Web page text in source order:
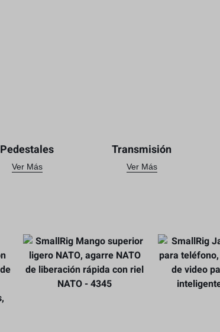
Pedestales
Ver Más
Transmisión
Ver Más